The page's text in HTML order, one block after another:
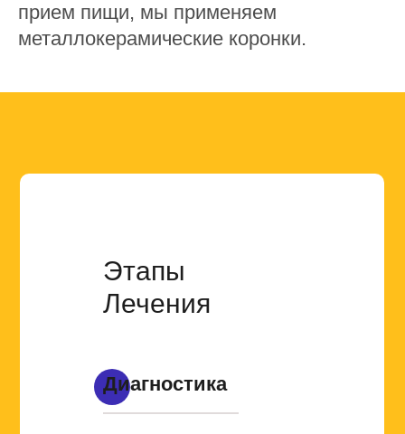
прием пищи, мы применяем
металлокерамические коронки.
Этапы
Лечения
Диагностика